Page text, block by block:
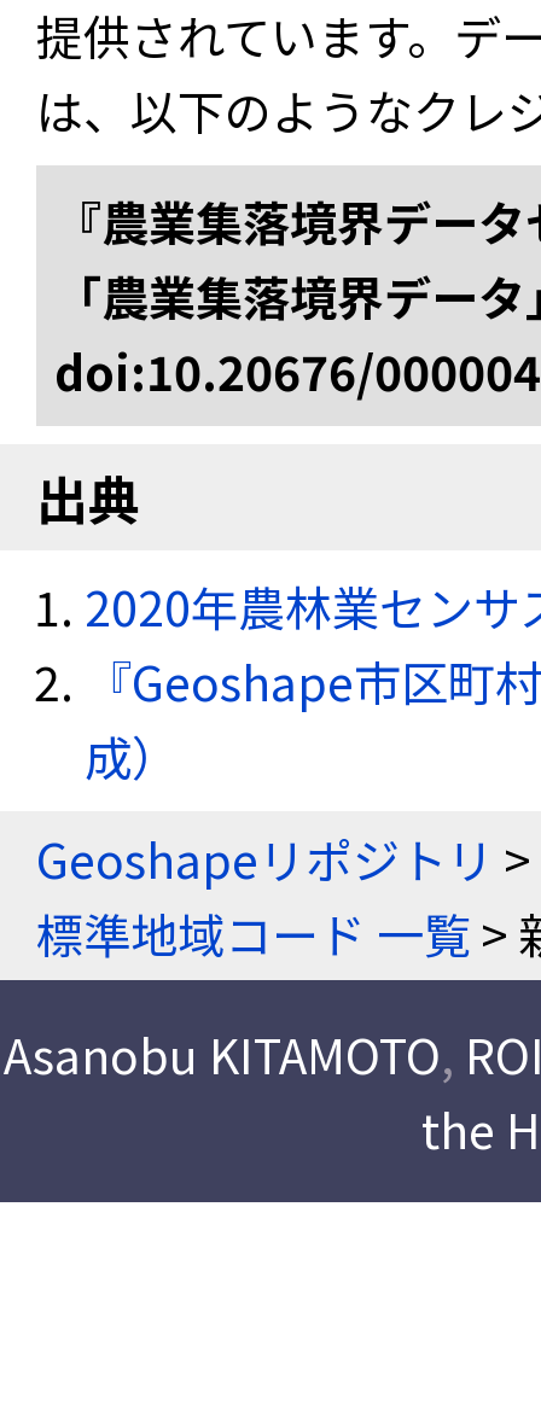
提供されています。デ
は、以下のようなクレ
『農業集落境界デー
「農業集落境界デー
doi:10.20676/
出典
2020年農林業セン
『Geoshape市区町
成）
Geoshapeリポジトリ >
標準地域コード 一覧>
Asanobu KITAMOTO,
the